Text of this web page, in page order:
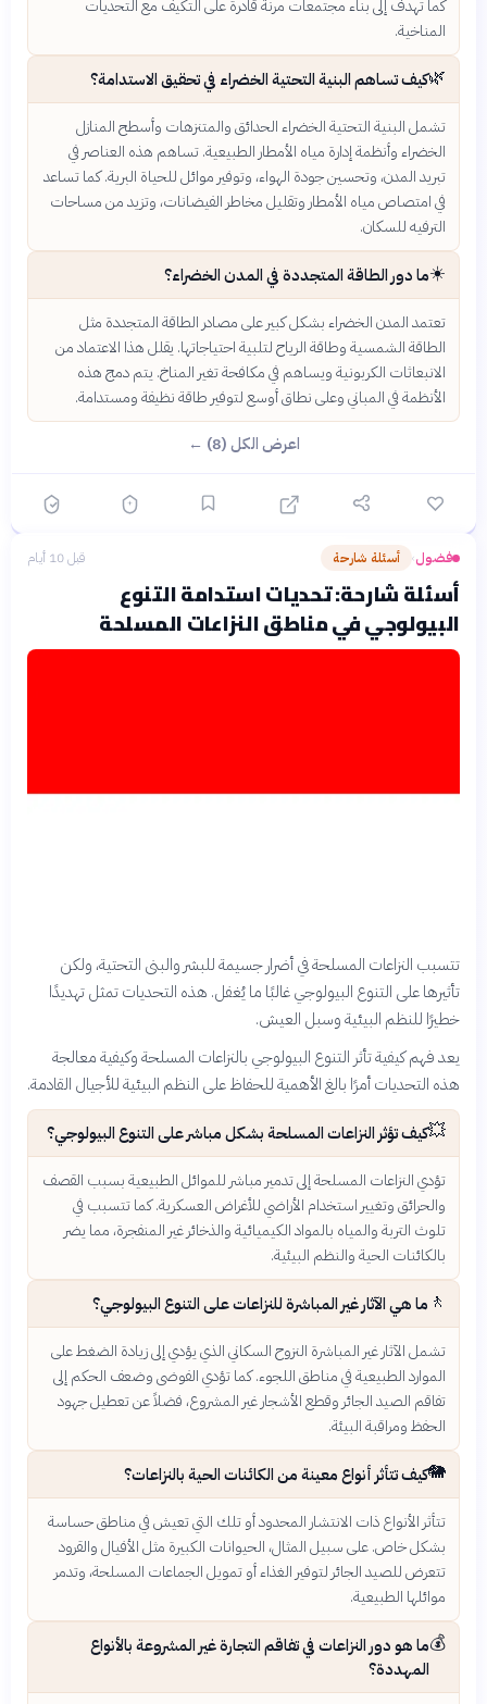
كما تهدف إلى بناء مجتمعات مرنة قادرة على التكيف مع التحديات
المناخية.
🌿كيف تساهم البنية التحتية الخضراء في تحقيق الاستدامة؟
تشمل البنية التحتية الخضراء الحدائق والمتنزهات وأسطح المنازل
الخضراء وأنظمة إدارة مياه الأمطار الطبيعية. تساهم هذه العناصر في
تبريد المدن، وتحسين جودة الهواء، وتوفير موائل للحياة البرية. كما تساعد
في امتصاص مياه الأمطار وتقليل مخاطر الفيضانات، وتزيد من مساحات
الترفيه للسكان.
☀️ما دور الطاقة المتجددة في المدن الخضراء؟
تعتمد المدن الخضراء بشكل كبير على مصادر الطاقة المتجددة مثل
الطاقة الشمسية وطاقة الرياح لتلبية احتياجاتها. يقلل هذا الاعتماد من
الانبعاثات الكربونية ويساهم في مكافحة تغير المناخ. يتم دمج هذه
الأنظمة في المباني وعلى نطاق أوسع لتوفير طاقة نظيفة ومستدامة.
اعرض الكل (8) ←
فضول› أسئلة شارحة قبل 10 أيام
أسئلة شارحة: تحديات استدامة التنوع
البيولوجي في مناطق النزاعات المسلحة
تتسبب النزاعات المسلحة في أضرار جسيمة للبشر والبنى التحتية، ولكن
تأثيرها على التنوع البيولوجي غالبًا ما يُغفل. هذه التحديات تمثل تهديدًا
خطيرًا للنظم البيئية وسبل العيش.
يعد فهم كيفية تأثر التنوع البيولوجي بالنزاعات المسلحة وكيفية معالجة
هذه التحديات أمرًا بالغ الأهمية للحفاظ على النظم البيئية للأجيال القادمة.
💥كيف تؤثر النزاعات المسلحة بشكل مباشر على التنوع البيولوجي؟
تؤدي النزاعات المسلحة إلى تدمير مباشر للموائل الطبيعية بسبب القصف
والحرائق وتغيير استخدام الأراضي للأغراض العسكرية. كما تتسبب في
تلوث التربة والمياه بالمواد الكيميائية والذخائر غير المنفجرة، مما يضر
بالكائنات الحية والنظم البيئية.
🚶 ما هي الآثار غير المباشرة للنزاعات على التنوع البيولوجي؟
تشمل الآثار غير المباشرة النزوح السكاني الذي يؤدي إلى زيادة الضغط على
الموارد الطبيعية في مناطق اللجوء. كما تؤدي الفوضى وضعف الحكم إلى
تفاقم الصيد الجائر وقطع الأشجار غير المشروع، فضلاً عن تعطيل جهود
الحفظ ومراقبة البيئة.
🐘كيف تتأثر أنواع معينة من الكائنات الحية بالنزاعات؟
تتأثر الأنواع ذات الانتشار المحدود أو تلك التي تعيش في مناطق حساسة
بشكل خاص. على سبيل المثال، الحيوانات الكبيرة مثل الأفيال والقرود
تتعرض للصيد الجائر لتوفير الغذاء أو تمويل الجماعات المسلحة، وتدمر
موائلها الطبيعية.
💰ما هو دور النزاعات في تفاقم التجارة غير المشروعة بالأنواع
المهددة؟